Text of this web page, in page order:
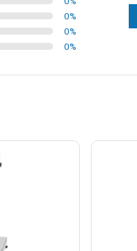
0%
0%
0%